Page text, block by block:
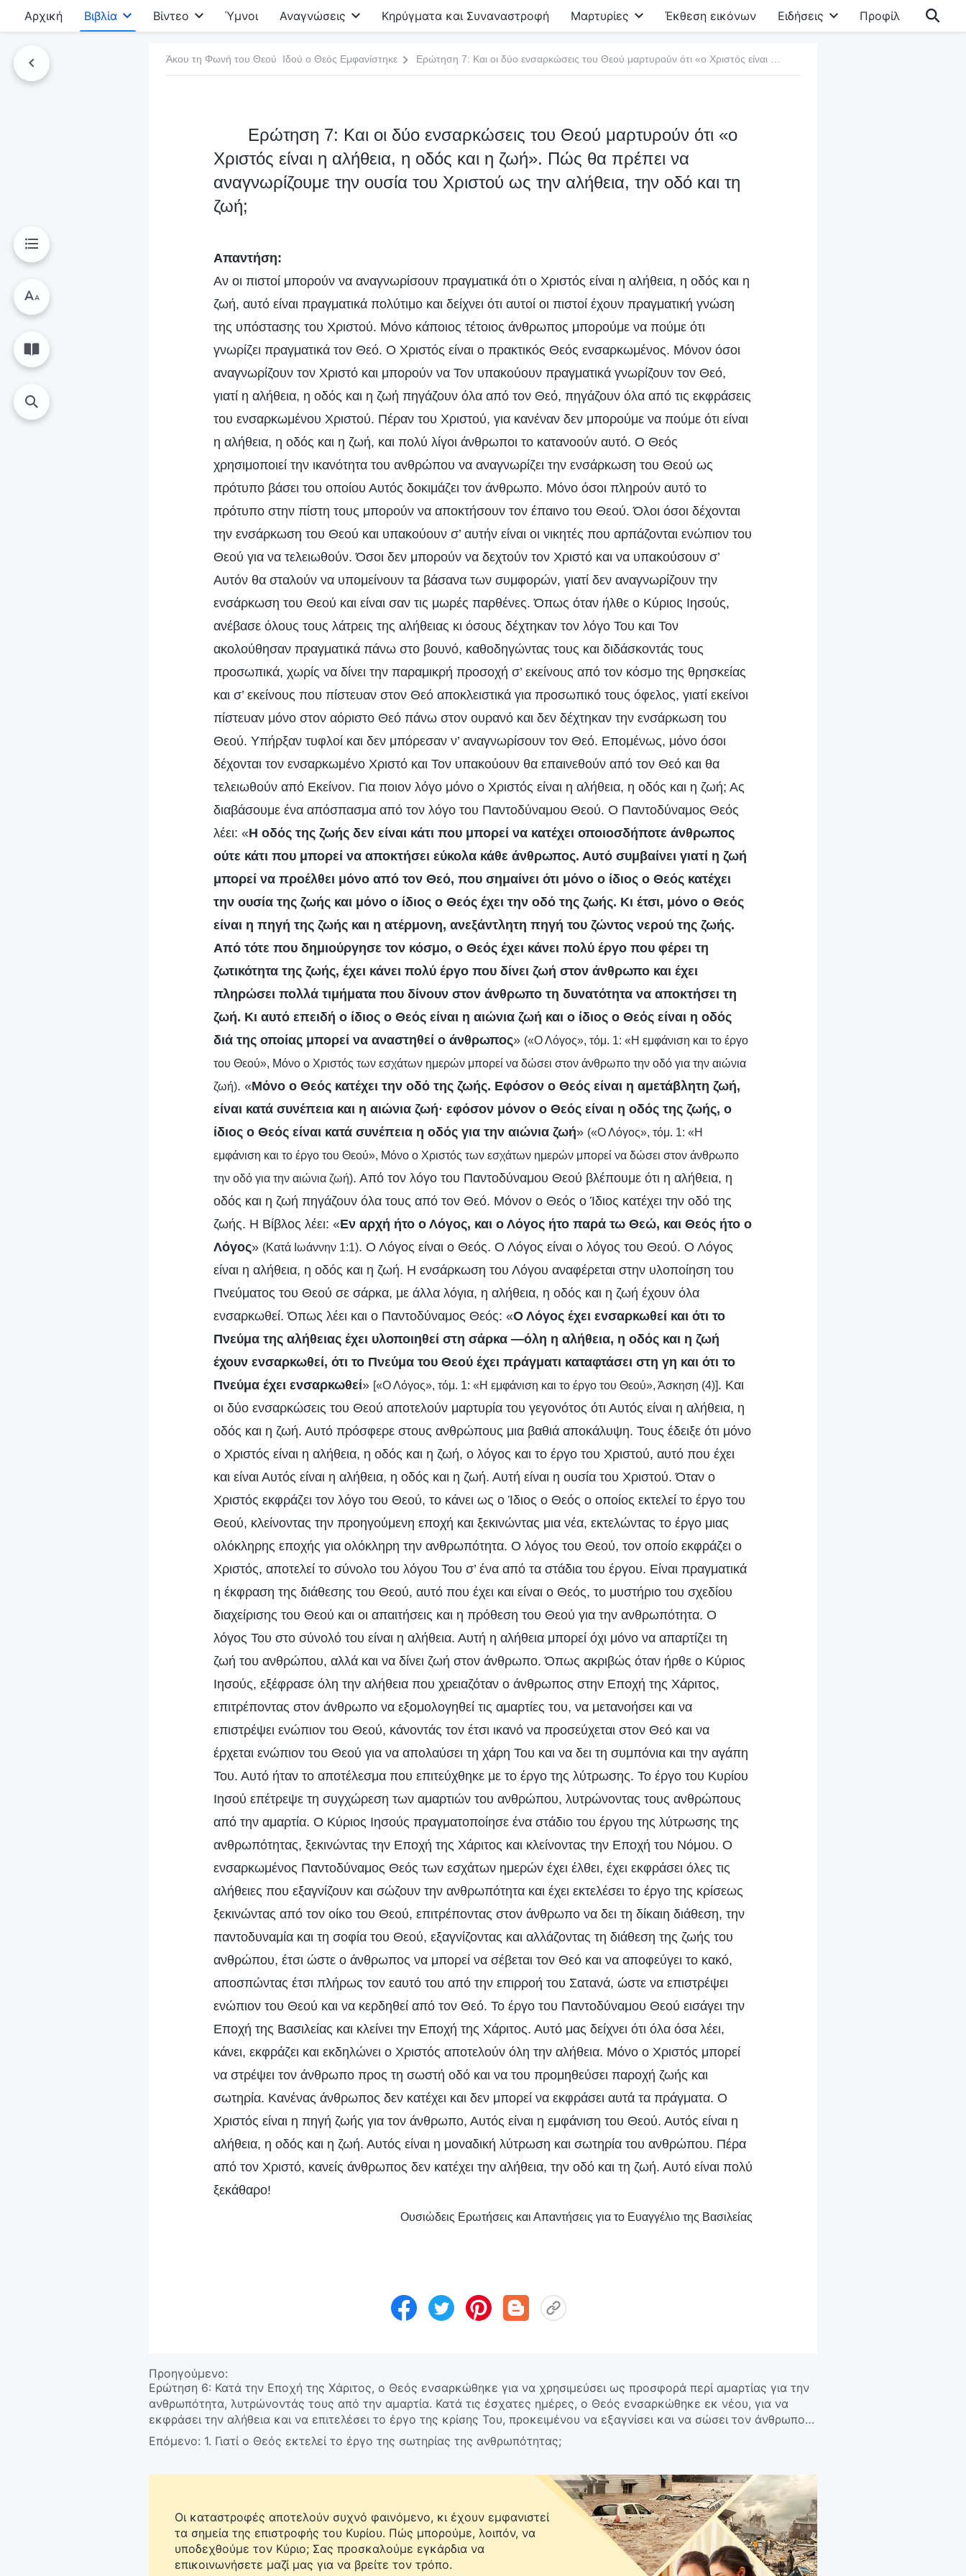
Αρχική Βιβλία Βίντεο Ύμνοι Αναγνώσεις Κηρύγματα και Συναναστροφή Μαρτυρίες Έκθεση εικόνων Ειδήσεις Προφίλ
Άκου τη Φωνή του Θεού Ιδού ο Θεός Εμφανίστηκε
Ερώτηση 7: Και οι δύο ενσαρκώσεις του Θεού μαρτυρούν ότι «ο
Χριστός είναι η αλήθεια, η οδός και η ζωή». Πώς θα πρέπει να
αναγνωρίζουμε την ουσία του Χριστού ως την αλήθεια, την οδό και τη
ζωή;
Απαντήση:
Αν οι πιστοί μπορούν να αναγνωρίσουν πραγματικά ότι ο Χριστός είναι η αλήθεια, η οδός και η
ζωή, αυτό είναι πραγματικά πολύτιμο και δείχνει ότι αυτοί οι πιστοί έχουν πραγματική γνώση
της υπόστασης του Χριστού. Μόνο κάποιος τέτοιος άνθρωπος μπορούμε να πούμε ότι
γνωρίζει πραγματικά τον Θεό. Ο Χριστός είναι ο πρακτικός Θεός ενσαρκωμένος. Μόνον όσοι
αναγνωρίζουν τον Χριστό και μπορούν να Τον υπακούουν πραγματικά γνωρίζουν τον Θεό,
γιατί η αλήθεια, η οδός και η ζωή πηγάζουν όλα από τον Θεό, πηγάζουν όλα από τις εκφράσεις
του ενσαρκωμένου Χριστού. Πέραν του Χριστού, για κανέναν δεν μπορούμε να πούμε ότι είναι
η αλήθεια, η οδός και η ζωή, και πολύ λίγοι άνθρωποι το κατανοούν αυτό. Ο Θεός
χρησιμοποιεί την ικανότητα του ανθρώπου να αναγνωρίζει την ενσάρκωση του Θεού ως
πρότυπο βάσει του οποίου Αυτός δοκιμάζει τον άνθρωπο. Μόνο όσοι πληρούν αυτό το
πρότυπο στην πίστη τους μπορούν να αποκτήσουν τον έπαινο του Θεού. Όλοι όσοι δέχονται
την ενσάρκωση του Θεού και υπακούουν σ’ αυτήν είναι οι νικητές που αρπάζονται ενώπιον του
Θεού για να τελειωθούν. Όσοι δεν μπορούν να δεχτούν τον Χριστό και να υπακούσουν σ’
Αυτόν θα σταλούν να υπομείνουν τα βάσανα των συμφορών, γιατί δεν αναγνωρίζουν την
ενσάρκωση του Θεού και είναι σαν τις μωρές παρθένες. Όπως όταν ήλθε ο Κύριος Ιησούς,
ανέβασε όλους τους λάτρεις της αλήθειας κι όσους δέχτηκαν τον λόγο Του και Τον
ακολούθησαν πραγματικά πάνω στο βουνό, καθοδηγώντας τους και διδάσκοντάς τους
προσωπικά, χωρίς να δίνει την παραμικρή προσοχή σ’ εκείνους από τον κόσμο της θρησκείας
και σ’ εκείνους που πίστευαν στον Θεό αποκλειστικά για προσωπικό τους όφελος, γιατί εκείνοι
πίστευαν μόνο στον αόριστο Θεό πάνω στον ουρανό και δεν δέχτηκαν την ενσάρκωση του
Θεού. Υπήρξαν τυφλοί και δεν μπόρεσαν ν’ αναγνωρίσουν τον Θεό. Επομένως, μόνο όσοι
δέχονται τον ενσαρκωμένο Χριστό και Τον υπακούουν θα επαινεθούν από τον Θεό και θα
τελειωθούν από Εκείνον. Για ποιον λόγο μόνο ο Χριστός είναι η αλήθεια, η οδός και η ζωή; Ας
διαβάσουμε ένα απόσπασμα από τον λόγο του Παντοδύναμου Θεού. Ο Παντοδύναμος Θεός
λέει: «Η οδός της ζωής δεν είναι κάτι που μπορεί να κατέχει οποιοσδήποτε άνθρωπος
ούτε κάτι που μπορεί να αποκτήσει εύκολα κάθε άνθρωπος. Αυτό συμβαίνει γιατί η ζωή
μπορεί να προέλθει μόνο από τον Θεό, που σημαίνει ότι μόνο ο ίδιος ο Θεός κατέχει
την ουσία της ζωής και μόνο ο ίδιος ο Θεός έχει την οδό της ζωής. Κι έτσι, μόνο ο Θεός
είναι η πηγή της ζωής και η ατέρμονη, ανεξάντλητη πηγή του ζώντος νερού της ζωής.
Από τότε που δημιούργησε τον κόσμο, ο Θεός έχει κάνει πολύ έργο που φέρει τη
ζωτικότητα της ζωής, έχει κάνει πολύ έργο που δίνει ζωή στον άνθρωπο και έχει
πληρώσει πολλά τιμήματα που δίνουν στον άνθρωπο τη δυνατότητα να αποκτήσει τη
ζωή. Κι αυτό επειδή ο ίδιος ο Θεός είναι η αιώνια ζωή και ο ίδιος ο Θεός είναι η οδός
διά της οποίας μπορεί να αναστηθεί ο άνθρωπος» («Ο Λόγος», τόμ. 1: «Η εμφάνιση και το έργο
του Θεού», Μόνο ο Χριστός των εσχάτων ημερών μπορεί να δώσει στον άνθρωπο την οδό για την αιώνια
ζωή). «Μόνο ο Θεός κατέχει την οδό της ζωής. Εφόσον ο Θεός είναι η αμετάβλητη ζωή,
είναι κατά συνέπεια και η αιώνια ζωή· εφόσον μόνον ο Θεός είναι η οδός της ζωής, ο
ίδιος ο Θεός είναι κατά συνέπεια η οδός για την αιώνια ζωή» («Ο Λόγος», τόμ. 1: «Η
εμφάνιση και το έργο του Θεού», Μόνο ο Χριστός των εσχάτων ημερών μπορεί να δώσει στον άνθρωπο
την οδό για την αιώνια ζωή). Από τον λόγο του Παντοδύναμου Θεού βλέπουμε ότι η αλήθεια, η
οδός και η ζωή πηγάζουν όλα τους από τον Θεό. Μόνον ο Θεός ο Ίδιος κατέχει την οδό της
ζωής. Η Βίβλος λέει: «Εν αρχή ήτο ο Λόγος, και ο Λόγος ήτο παρά τω Θεώ, και Θεός ήτο ο
Λόγος» (Κατά Ιωάννην 1:1). Ο Λόγος είναι ο Θεός. Ο Λόγος είναι ο λόγος του Θεού. Ο Λόγος
είναι η αλήθεια, η οδός και η ζωή. Η ενσάρκωση του Λόγου αναφέρεται στην υλοποίηση του
Πνεύματος του Θεού σε σάρκα, με άλλα λόγια, η αλήθεια, η οδός και η ζωή έχουν όλα
ενσαρκωθεί. Όπως λέει και ο Παντοδύναμος Θεός: «Ο Λόγος έχει ενσαρκωθεί και ότι το
Πνεύμα της αλήθειας έχει υλοποιηθεί στη σάρκα —όλη η αλήθεια, η οδός και η ζωή
έχουν ενσαρκωθεί, ότι το Πνεύμα του Θεού έχει πράγματι καταφτάσει στη γη και ότι το
Πνεύμα έχει ενσαρκωθεί» [«Ο Λόγος», τόμ. 1: «Η εμφάνιση και το έργο του Θεού», Άσκηση (4)]. Και
οι δύο ενσαρκώσεις του Θεού αποτελούν μαρτυρία του γεγονότος ότι Αυτός είναι η αλήθεια, η
οδός και η ζωή. Αυτό πρόσφερε στους ανθρώπους μια βαθιά αποκάλυψη. Τους έδειξε ότι μόνο
ο Χριστός είναι η αλήθεια, η οδός και η ζωή, ο λόγος και το έργο του Χριστού, αυτό που έχει
και είναι Αυτός είναι η αλήθεια, η οδός και η ζωή. Αυτή είναι η ουσία του Χριστού. Όταν ο
Χριστός εκφράζει τον λόγο του Θεού, το κάνει ως ο Ίδιος ο Θεός ο οποίος εκτελεί το έργο του
Θεού, κλείνοντας την προηγούμενη εποχή και ξεκινώντας μια νέα, εκτελώντας το έργο μιας
ολόκληρης εποχής για ολόκληρη την ανθρωπότητα. Ο λόγος του Θεού, τον οποίο εκφράζει ο
Χριστός, αποτελεί το σύνολο του λόγου Του σ’ ένα από τα στάδια του έργου. Είναι πραγματικά
η έκφραση της διάθεσης του Θεού, αυτό που έχει και είναι ο Θεός, το μυστήριο του σχεδίου
διαχείρισης του Θεού και οι απαιτήσεις και η πρόθεση του Θεού για την ανθρωπότητα. Ο
λόγος Του στο σύνολό του είναι η αλήθεια. Αυτή η αλήθεια μπορεί όχι μόνο να απαρτίζει τη
ζωή του ανθρώπου, αλλά και να δίνει ζωή στον άνθρωπο. Όπως ακριβώς όταν ήρθε ο Κύριος
Ιησούς, εξέφρασε όλη την αλήθεια που χρειαζόταν ο άνθρωπος στην Εποχή της Χάριτος,
επιτρέποντας στον άνθρωπο να εξομολογηθεί τις αμαρτίες του, να μετανοήσει και να
επιστρέψει ενώπιον του Θεού, κάνοντάς τον έτσι ικανό να προσεύχεται στον Θεό και να
έρχεται ενώπιον του Θεού για να απολαύσει τη χάρη Του και να δει τη συμπόνια και την αγάπη
Του. Αυτό ήταν το αποτέλεσμα που επιτεύχθηκε με το έργο της λύτρωσης. Το έργο του Κυρίου
Ιησού επέτρεψε τη συγχώρεση των αμαρτιών του ανθρώπου, λυτρώνοντας τους ανθρώπους
από την αμαρτία. Ο Κύριος Ιησούς πραγματοποίησε ένα στάδιο του έργου της λύτρωσης της
ανθρωπότητας, ξεκινώντας την Εποχή της Χάριτος και κλείνοντας την Εποχή του Νόμου. Ο
ενσαρκωμένος Παντοδύναμος Θεός των εσχάτων ημερών έχει έλθει, έχει εκφράσει όλες τις
αλήθειες που εξαγνίζουν και σώζουν την ανθρωπότητα και έχει εκτελέσει το έργο της κρίσεως
ξεκινώντας από τον οίκο του Θεού, επιτρέποντας στον άνθρωπο να δει τη δίκαιη διάθεση, την
παντοδυναμία και τη σοφία του Θεού, εξαγνίζοντας και αλλάζοντας τη διάθεση της ζωής του
ανθρώπου, έτσι ώστε ο άνθρωπος να μπορεί να σέβεται τον Θεό και να αποφεύγει το κακό,
αποσπώντας έτσι πλήρως τον εαυτό του από την επιρροή του Σατανά, ώστε να επιστρέψει
ενώπιον του Θεού και να κερδηθεί από τον Θεό. Το έργο του Παντοδύναμου Θεού εισάγει την
Εποχή της Βασιλείας και κλείνει την Εποχή της Χάριτος. Αυτό μας δείχνει ότι όλα όσα λέει,
κάνει, εκφράζει και εκδηλώνει ο Χριστός αποτελούν όλη την αλήθεια. Μόνο ο Χριστός μπορεί
να στρέψει τον άνθρωπο προς τη σωστή οδό και να του προμηθεύσει παροχή ζωής και
σωτηρία. Κανένας άνθρωπος δεν κατέχει και δεν μπορεί να εκφράσει αυτά τα πράγματα. Ο
Χριστός είναι η πηγή ζωής για τον άνθρωπο, Αυτός είναι η εμφάνιση του Θεού. Αυτός είναι η
αλήθεια, η οδός και η ζωή. Αυτός είναι η μοναδική λύτρωση και σωτηρία του ανθρώπου. Πέρα
από τον Χριστό, κανείς άνθρωπος δεν κατέχει την αλήθεια, την οδό και τη ζωή. Αυτό είναι πολύ
ξεκάθαρο!
Ουσιώδεις Ερωτήσεις και Απαντήσεις για το Ευαγγέλιο της Βασιλείας
Προηγούμενο:
Ερώτηση 6: Κατά την Εποχή της Χάριτος, ο Θεός ενσαρκώθηκε για να χρησιμεύσει ως προσφορά περί αμαρτίας για την
ανθρωπότητα, λυτρώνοντάς τους από την αμαρτία. Κατά τις έσχατες ημέρες, ο Θεός ενσαρκώθηκε εκ νέου, για να
εκφράσει την αλήθεια και να επιτελέσει το έργο της κρίσης Του, προκειμένου να εξαγνίσει και να σώσει τον άνθρωπο
ολοκληρωτικά. Γιατί, λοιπόν, ο Θεός χρειάζεται να ενσαρκωθεί δύο φορές, προκειμένου να επιτελέσει το έργο της
σωτηρίας της ανθρωπότητας; Και ποια είναι η πραγματική σημασία της διπλής ενσάρκωσης του Θεού;
Επόμενο: 1. Γιατί ο Θεός εκτελεί το έργο της σωτηρίας της ανθρωπότητας;
Οι καταστροφές αποτελούν συχνό φαινόμενο, κι έχουν εμφανιστεί
τα σημεία της επιστροφής του Κυρίου. Πώς μπορούμε, λοιπόν, να
υποδεχθούμε τον Κύριο; Σας προσκαλούμε εγκάρδια να
επικοινωνήσετε μαζί μας για να βρείτε τον τρόπο.